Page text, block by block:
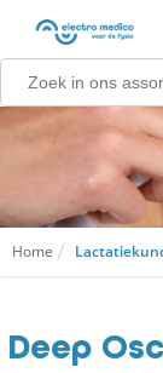
Home
Deep